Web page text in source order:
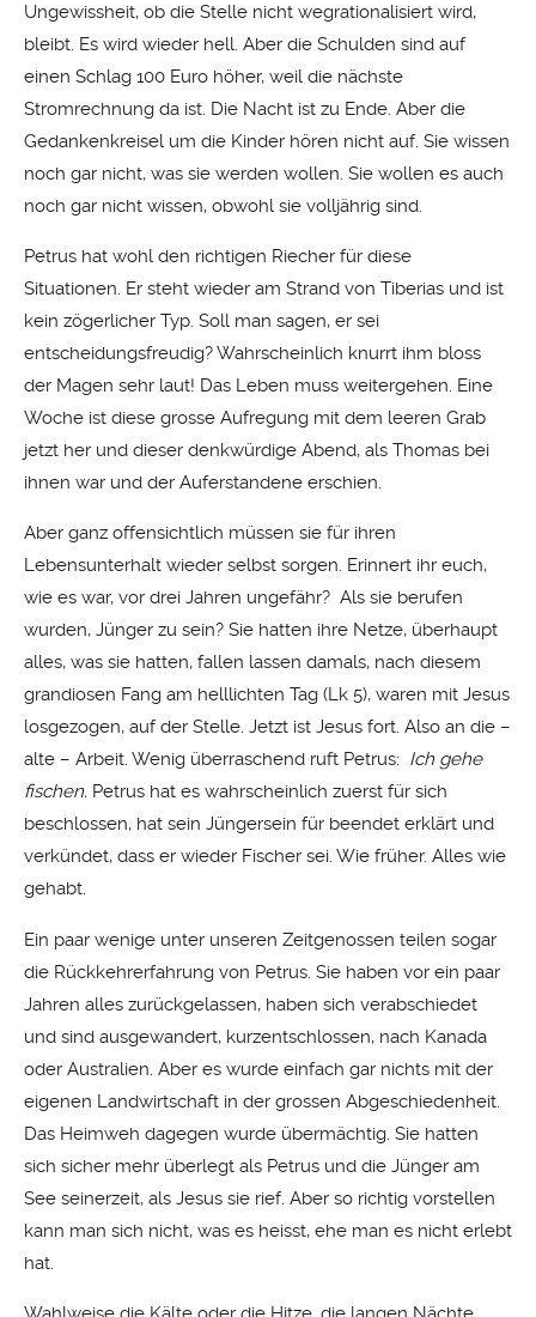
Ungewissheit, ob die Stelle nicht wegrationalisiert wird,
bleibt. Es wird wieder hell. Aber die Schulden sind auf
einen Schlag 100 Euro höher, weil die nächste
Stromrechnung da ist. Die Nacht ist zu Ende. Aber die
Gedankenkreisel um die Kinder hören nicht auf. Sie wissen
noch gar nicht, was sie werden wollen. Sie wollen es auch
noch gar nicht wissen, obwohl sie volljährig sind.
Petrus hat wohl den richtigen Riecher für diese
Situationen. Er steht wieder am Strand von Tiberias und ist
kein zögerlicher Typ. Soll man sagen, er sei
entscheidungsfreudig? Wahrscheinlich knurrt ihm bloss
der Magen sehr laut! Das Leben muss weitergehen. Eine
Woche ist diese grosse Aufregung mit dem leeren Grab
jetzt her und dieser denkwürdige Abend, als Thomas bei
ihnen war und der Auferstandene erschien.
Aber ganz offensichtlich müssen sie für ihren
Lebensunterhalt wieder selbst sorgen. Erinnert ihr euch,
wie es war, vor drei Jahren ungefähr? Als sie berufen
wurden, Jünger zu sein? Sie hatten ihre Netze, überhaupt
alles, was sie hatten, fallen lassen damals, nach diesem
grandiosen Fang am helllichten Tag (Lk 5), waren mit Jesus
losgezogen, auf der Stelle. Jetzt ist Jesus fort. Also an die –
alte – Arbeit. Wenig überraschend ruft Petrus: Ich gehe
fischen. Petrus hat es wahrscheinlich zuerst für sich
beschlossen, hat sein Jüngersein für beendet erklärt und
verkündet, dass er wieder Fischer sei. Wie früher. Alles wie
gehabt.
Ein paar wenige unter unseren Zeitgenossen teilen sogar
die Rückkehrerfahrung von Petrus. Sie haben vor ein paar
Jahren alles zurückgelassen, haben sich verabschiedet
und sind ausgewandert, kurzentschlossen, nach Kanada
oder Australien. Aber es wurde einfach gar nichts mit der
eigenen Landwirtschaft in der grossen Abgeschiedenheit.
Das Heimweh dagegen wurde übermächtig. Sie hatten
sich sicher mehr überlegt als Petrus und die Jünger am
See seinerzeit, als Jesus sie rief. Aber so richtig vorstellen
kann man sich nicht, was es heisst, ehe man es nicht erlebt
hat.